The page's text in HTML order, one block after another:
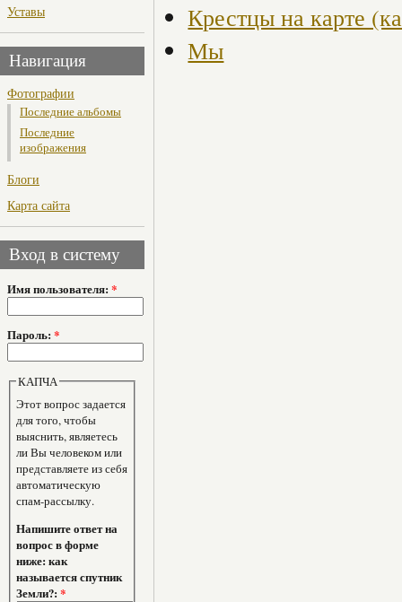
Уставы
Навигация
Фотографии
Последние альбомы
Последние
изображения
Блоги
Карта сайта
Вход в систему
Имя пользователя: *
Пароль: *
КАПЧА
Этот вопрос задается
для того, чтобы
выяснить, являетесь
ли Вы человеком или
представляете из себя
автоматическую
спам-рассылку.
Напишите ответ на
вопрос в форме
ниже: как
называется спутник
Земли?:*
Крестцы на карте
Мы